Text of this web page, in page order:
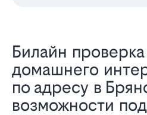
Билайн
домашнего
по адресу в
возможности